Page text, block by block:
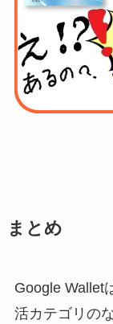
まとめ
Google Wallet
活カテゴリの